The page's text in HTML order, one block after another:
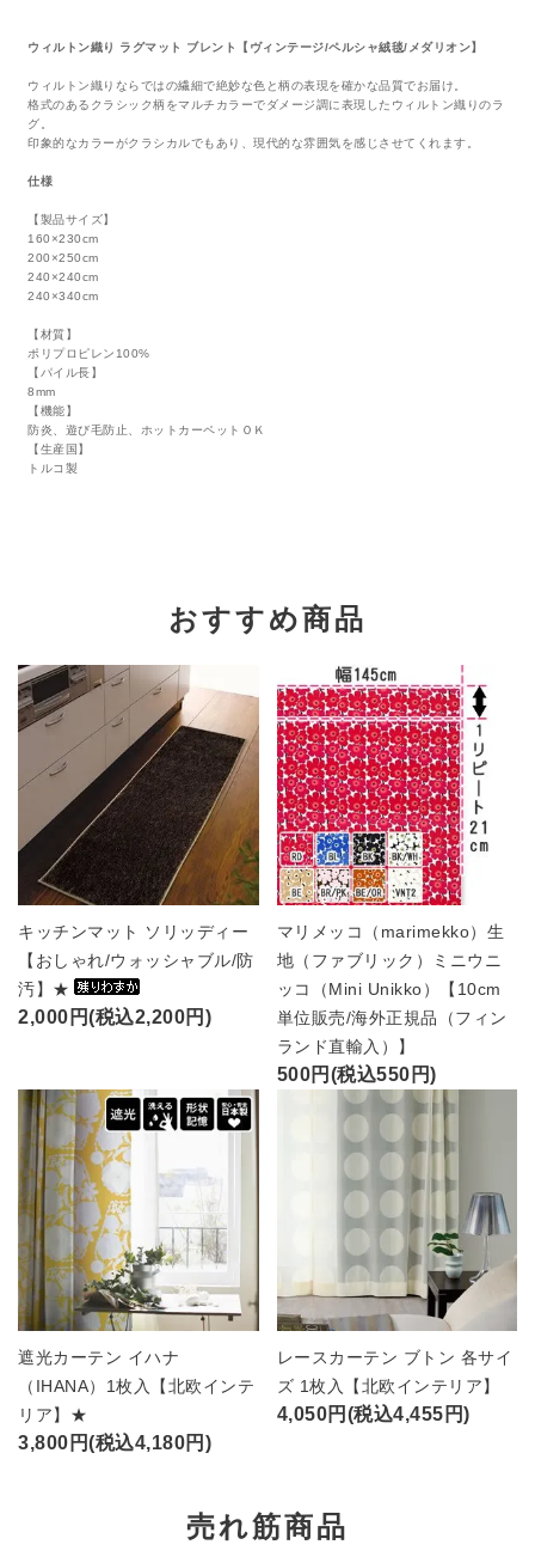
ウィルトン織り ラグマット ブレント【ヴィンテージ/ペルシャ絨毯/メダリオン】
ウィルトン織りならではの繊細で絶妙な色と柄の表現を確かな品質でお届け。
格式のあるクラシック柄をマルチカラーでダメージ調に表現したウィルトン織りのラ
グ。
印象的なカラーがクラシカルでもあり、現代的な雰囲気を感じさせてくれます。
仕様
【製品サイズ】
160×230cm
200×250cm
240×240cm
240×340cm
【材質】
ポリプロピレン100%
【パイル長】
8mm
【機能】
防炎、遊び毛防止、ホットカーペットＯＫ
【生産国】
トルコ製
おすすめ商品
キッチンマット ソリッディー
【おしゃれ/ウォッシャブル/防
汚】★
2,000円(税込2,200円)
マリメッコ（marimekko）生
地（ファブリック）ミニウニ
ッコ（Mini Unikko）【10cm
単位販売/海外正規品（フィン
ランド直輸入）】
500円(税込550円)
遮光カーテン イハナ
（IHANA）1枚入【北欧インテ
リア】★
3,800円(税込4,180円)
レースカーテン ブトン 各サイ
ズ 1枚入【北欧インテリア】
4,050円(税込4,455円)
売れ筋商品